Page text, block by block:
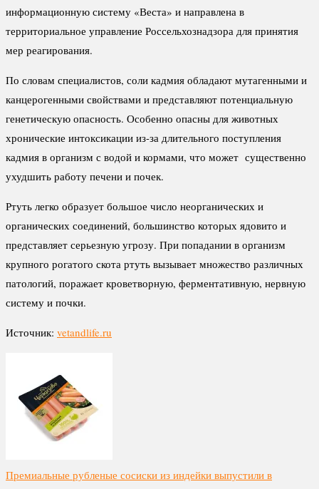
информационную систему «Веста» и направлена в
территориальное управление Россельхознадзора для принятия
мер реагирования.
По словам специалистов, соли кадмия обладают мутагенными и
канцерогенными свойствами и представляют потенциальную
генетическую опасность. Особенно опасны для животных
хронические интоксикации из-за длительного поступления
кадмия в организм с водой и кормами, что может существенно
ухудшить работу печени и почек.
Ртуть легко образует большое число неорганических и
органических соединений, большинство которых ядовито и
представляет серьезную угрозу. При попадании в организм
крупного рогатого скота ртуть вызывает множество различных
патологий, поражает кроветворную, ферментативную, нервную
систему и почки.
Источник: vetandlife.ru
Премиальные рубленые сосиски из индейки выпустили в